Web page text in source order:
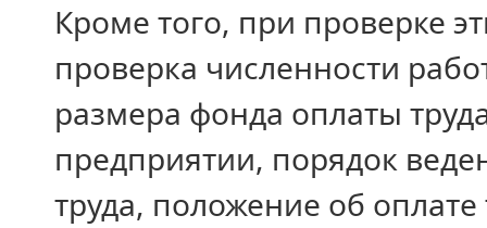
Кроме того, при проверке
проверка численности
размера фонда оплаты
предприятии, порядок
труда, положение об